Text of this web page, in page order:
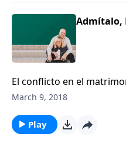
Admítalo,
El conflicto en el
además, la puerta de
nuestras heridas más
March 9, 2018
Play